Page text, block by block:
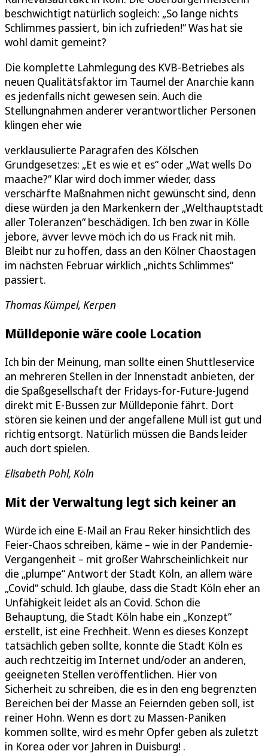
beschwichtigt natürlich sogleich: „So lange nichts
Schlimmes passiert, bin ich zufrieden!“ Was hat sie
wohl damit gemeint?
Die komplette Lahmlegung des KVB-Betriebes als
neuen Qualitätsfaktor im Taumel der Anarchie kann
es jedenfalls nicht gewesen sein. Auch die
Stellungnahmen anderer verantwortlicher Personen
klingen eher wie
verklausulierte Paragrafen des Kölschen
Grundgesetzes: „Et es wie et es“ oder „Wat wells Do
maache?“ Klar wird doch immer wieder, dass
verschärfte Maßnahmen nicht gewünscht sind, denn
diese würden ja den Markenkern der „Welthauptstadt
aller Toleranzen“ beschädigen. Ich ben zwar in Kölle
jebore, ävver levve möch ich do us Frack nit mih.
Bleibt nur zu hoffen, dass an den Kölner Chaostagen
im nächsten Februar wirklich „nichts Schlimmes“
passiert.
Thomas Kümpel, Kerpen
Mülldeponie wäre coole Location
Ich bin der Meinung, man sollte einen Shuttleservice
an mehreren Stellen in der Innenstadt anbieten, der
die Spaßgesellschaft der Fridays-for-Future-Jugend
direkt mit E-Bussen zur Mülldeponie fährt. Dort
stören sie keinen und der angefallene Müll ist gut und
richtig entsorgt. Natürlich müssen die Bands leider
auch dort spielen.
Elisabeth Pohl, Köln
Mit der Verwaltung legt sich keiner an
Würde ich eine E-Mail an Frau Reker hinsichtlich des
Feier-Chaos schreiben, käme – wie in der Pandemie-
Vergangenheit – mit großer Wahrscheinlichkeit nur
die „plumpe“ Antwort der Stadt Köln, an allem wäre
„Covid“ schuld. Ich glaube, dass die Stadt Köln eher an
Unfähigkeit leidet als an Covid. Schon die
Behauptung, die Stadt Köln habe ein „Konzept“
erstellt, ist eine Frechheit. Wenn es dieses Konzept
tatsächlich geben sollte, konnte die Stadt Köln es
auch rechtzeitig im Internet und/oder an anderen,
geeigneten Stellen veröffentlichen. Hier von
Sicherheit zu schreiben, die es in den eng begrenzten
Bereichen bei der Masse an Feiernden geben soll, ist
reiner Hohn. Wenn es dort zu Massen-Paniken
kommen sollte, wird es mehr Opfer geben als zuletzt
in Korea oder vor Jahren in Duisburg! .